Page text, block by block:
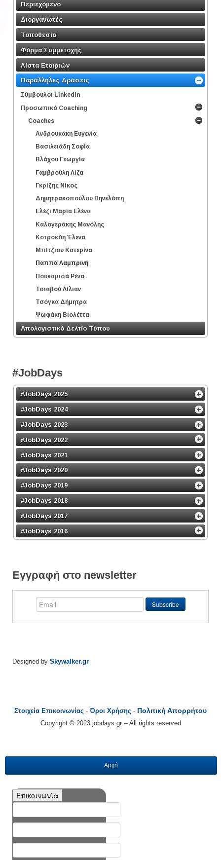
Περιεχόμενο
Διοργανωτές
Τοποθεσία
Φόρμα Συμμετοχής
Λίστα Εταιριών
Παράλληλες Δράσεις
Σύμβουλοι LinkedΙn
Προσωπικό Coaching
Coaches
Ανδρουκάκη Ευγενία
Βασιλειάδη Σοφία
Βλάχου Γεωργία
Γαμβρούλη Λίζα
Γκρίζης Νίκος
Δημητρακοπούλου Πηνελόπη
Ελέζι Μαρία Ελένα
Καλογεράκης Μανόλης
Κοτροκόη Έλενα
Μπίτζιου Κατερίνα
Παππά Λαμπρινή
Πουκαμισά Ρένα
Τσιαβού Λίλιαν
Τσόγκα Δήμητρα
Ψωφάκη Βιολέττα
Απολογιστικό Δελτίο Τύπου
#JobDays
#JobDays 2025
#JobDays 2024
#JobDays 2023
#JobDays 2022
#JobDays 2021
#JobDays 2020
#JobDays 2019
#JobDays 2018
#JobDays 2017
#JobDays 2016
Εγγραφή στο newsletter
Designed by Skywalker.gr
Στοιχεία Επικοινωνίας -Όροι Χρήσης - Πολιτική Απορρήτου
Copyright © 2023 jobdays.gr -- All rights reserved
Αρχή